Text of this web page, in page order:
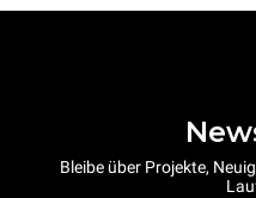
Bleibe über Projekte,